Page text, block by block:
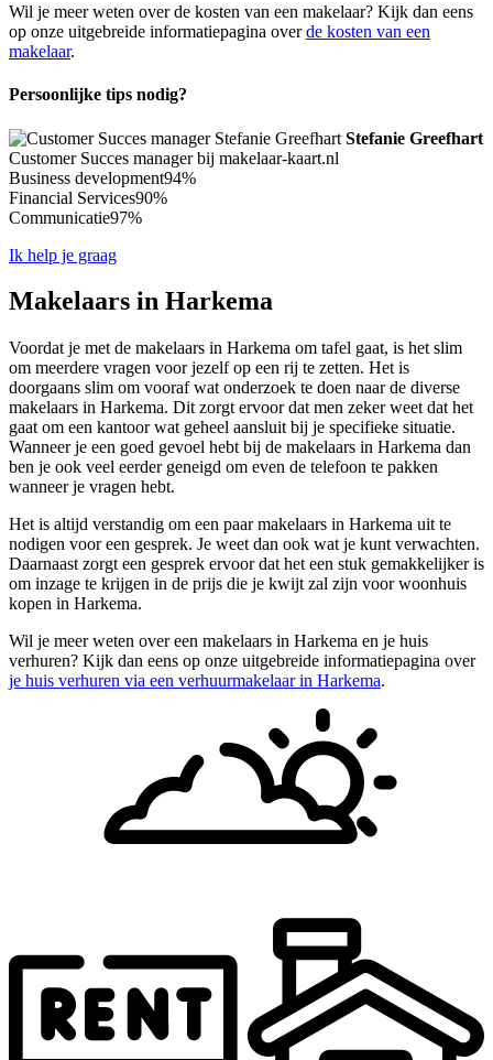
Wil je meer weten over de kosten van een makelaar? Kijk dan eens
op onze uitgebreide informatiepagina overde kosten van een
makelaar.
Persoonlijke tips nodig?
Stefanie Greefhart
Customer Succes manager bij makelaar-kaart.nl
Business development94%
Financial Services90%
Communicatie97%
Ik help je graag
Makelaars in Harkema
Voordat je met de makelaars in Harkema om tafel gaat, is het slim
om meerdere vragen voor jezelf op een rij te zetten. Het is
doorgaans slim om vooraf wat onderzoek te doen naar de diverse
makelaars in Harkema. Dit zorgt ervoor dat men zeker weet dat het
gaat om een kantoor wat geheel aansluit bij je specifieke situatie.
Wanneer je een goed gevoel hebt bij de makelaars in Harkema dan
ben je ook veel eerder geneigd om even de telefoon te pakken
wanneer je vragen hebt.
Het is altijd verstandig om een paar makelaars in Harkema uit te
nodigen voor een gesprek. Je weet dan ook wat je kunt verwachten.
Daarnaast zorgt een gesprek ervoor dat het een stuk gemakkelijker is
om inzage te krijgen in de prijs die je kwijt zal zijn voor woonhuis
kopen in Harkema.
Wil je meer weten over een makelaars in Harkema en je huis
verhuren? Kijk dan eens op onze uitgebreide informatiepagina over
je huis verhuren via een verhuurmakelaar in Harkema.